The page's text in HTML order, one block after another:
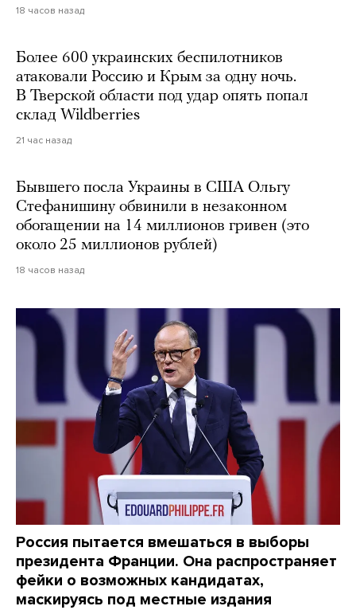
18 часов назад
Более 600 украинских беспилотников
атаковали Россию и Крым за одну ночь.
В Тверской области под удар опять попал
склад Wildberries
21 час назад
Бывшего посла Украины в США Ольгу
Стефанишину обвинили в незаконном
обогащении на 14 миллионов гривен (это
около 25 миллионов рублей)
18 часов назад
Россия пытается вмешаться в выборы
президента Франции. Она распространяет
фейки о возможных кандидатах,
маскируясь под местные издания